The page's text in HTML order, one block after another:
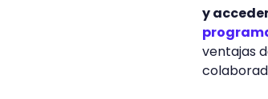
y
ventajas